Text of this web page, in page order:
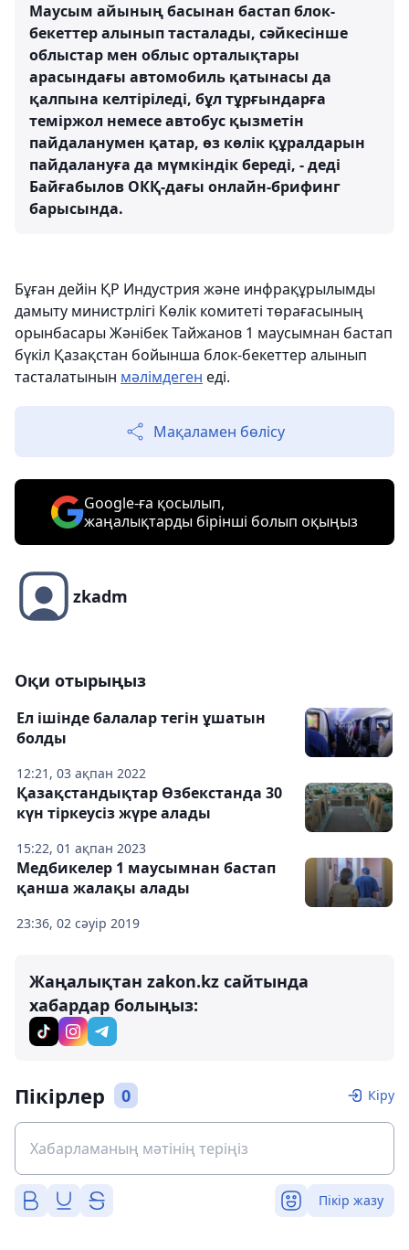
Маусым айының басынан бастап блок-
бекеттер алынып тасталады, сәйкесінше
облыстар мен облыс орталықтары
арасындағы автомобиль қатынасы да
қалпына келтіріледі, бұл тұрғындарға
теміржол немесе автобус қызметін
пайдаланумен қатар, өз көлік құралдарын
пайдалануға да мүмкіндік береді, - деді
Байғабылов ОКҚ-дағы онлайн-брифинг
барысында.
Бұған дейін ҚР Индустрия және инфрақұрылымды
дамыту министрлігі Көлік комитеті төрағасының
орынбасары Жәнібек Тайжанов 1 маусымнан бастап
бүкіл Қазақстан бойынша блок-бекеттер алынып
тасталатынын мәлімдеген еді.
Мақаламен бөлісу
Google-ға қосылып,
жаңалықтарды бірінші болып оқыңыз
zkadm
Оқи отырыңыз
12:21, 03 ақпан 2022
Ел ішінде балалар тегін ұшатын
болды
15:22, 01 ақпан 2023
Қазақстандықтар Өзбекстанда 30
күн тіркеусіз жүре алады
23:36, 02 сәуір 2019
Медбикелер 1 маусымнан бастап
қанша жалақы алады
Жаңалықтан zakon.kz сайтында
хабардар болыңыз:
Пікірлер 0 Кіру
Пікір жазу